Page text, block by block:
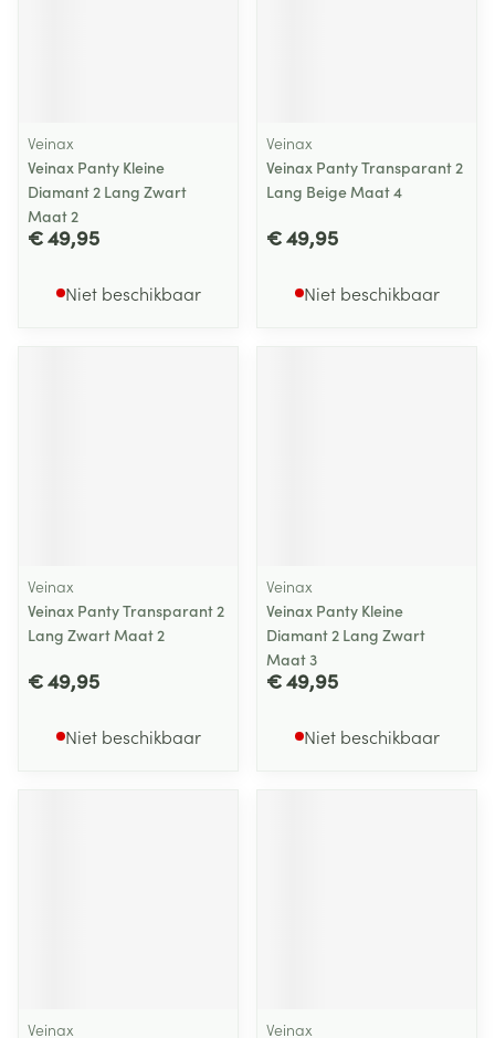
Veinax
Veinax Panty Kleine
Diamant 2 Lang Zwart
Maat 2
€ 49,95
Niet beschikbaar
Veinax
Veinax Panty Transparant 2
Lang Beige Maat 4
€ 49,95
Niet beschikbaar
Veinax
Veinax Panty Transparant 2
Lang Zwart Maat 2
€ 49,95
Niet beschikbaar
Veinax
Veinax Panty Kleine
Diamant 2 Lang Zwart
Maat 3
€ 49,95
Niet beschikbaar
Veinax Veinax